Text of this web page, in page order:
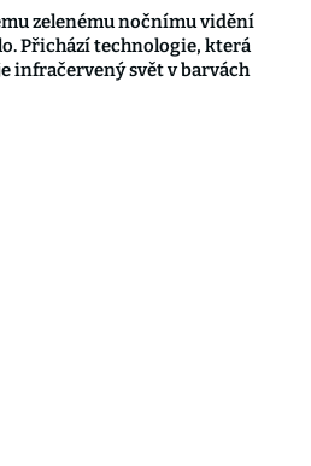
zelenému nočnímu vidění
Přichází technologie, která
infračervený svět v barvách